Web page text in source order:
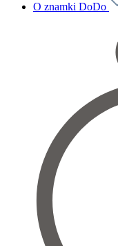
O znamki DoDo